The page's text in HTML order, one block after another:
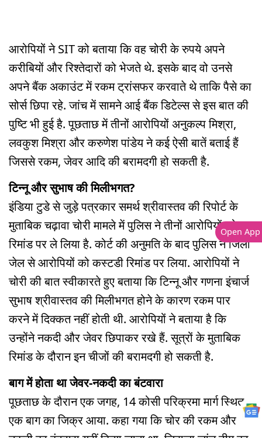
आरोपियों ने SIT को बताया कि वह चोरी के रुपये अपने
करीबियों और रिश्तेदारों को भेजते थे. इसके बाद वो उनसे
अपने बैंक अकाउंट में रकम ट्रांसफर करवाते थे ताकि पैसे का
सोर्स छिपा रहे. जांच में सामने आई बैंक डिटेल्स से इस बात की
पुष्टि भी हुई है. पूछताछ में तीनों आरोपियों अनुकल्प मिश्रा,
लवकुश मिश्रा और करुणेश पांडेय ने कई ऐसी बातें बताई हैं
जिससे रकम, जेवर आदि की बरामदगी हो सकती है.
टिन्नू और सुभाष की मिलीभगत?
इंडिया टुडे से जुड़े पत्रकार समर्थ श्रीवास्तव की रिपोर्ट के
मुताबिक चढ़ावा चोरी मामले में पुलिस ने तीनों आरोपियों को
रिमांड पर ले लिया है. कोर्ट की अनुमति के बाद पुलिस ने जिला
जेल से आरोपियों को कस्टडी रिमांड पर लिया. आरोपियों ने
चोरी की बात स्वीकारते हुए बताया कि टिन्नू और गणना इंचार्ज
सुभाष श्रीवास्तव की मिलीभगत होने के कारण रकम पार
करने में दिक्कत नहीं होती थी. आरोपियों ने बताया है कि
उन्होंने नकदी और जेवर छिपाकर रखे हैं. सूत्रों के मुताबिक
रिमांड के दौरान इन चीजों की बरामदगी हो सकती है.
बाग में होता था जेवर-नकदी का बंटवारा
पूछताछ के दौरान एक जगह, 14 कोसी परिक्रमा मार्ग स्थित
एक बाग का जिक्र आया. कहा गया कि चोर की रकम और
Open App